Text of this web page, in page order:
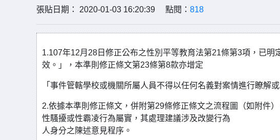
張貼日期： 2020-01-03 16:20:39 點閱： 818
1.107年12月28日修正公布之性別平等教育法第21條第3項，已
效。」，本準則修正條文第23條第8款亦增定
「事件管轄學校或機關所屬人員不得以任何名義對案情進行瞭解
2.依據本準則修正條文，併附第29條修正條文之流程圖（如附件
性騷擾或性霸凌行為屬實，其處理建議涉及改變行為
人身分之陳述意見程序。